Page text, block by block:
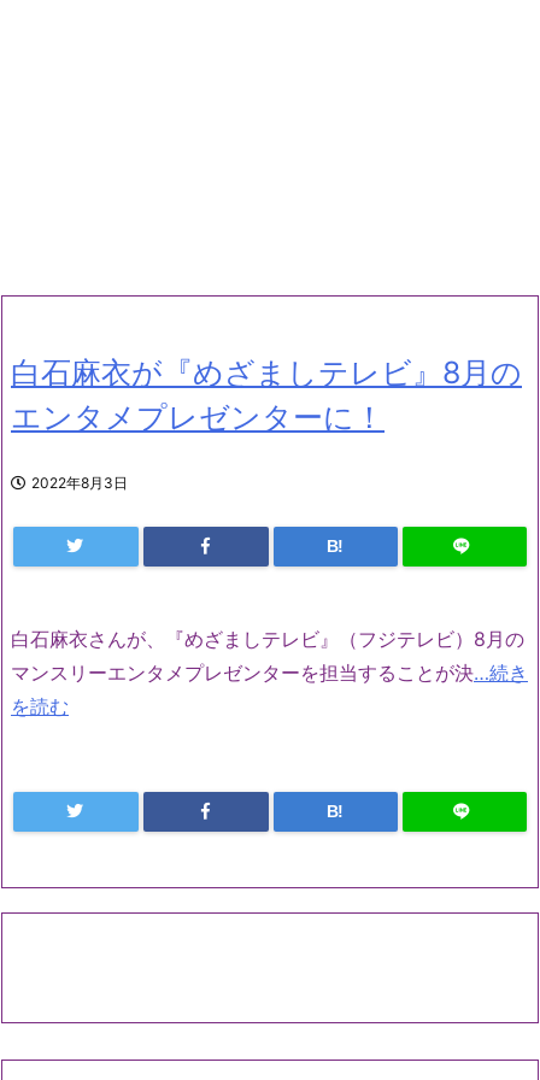
白石麻衣が『めざましテレビ』8月の
エンタメプレゼンターに！
2022年8月3日
B!
白石麻衣さんが、『めざましテレビ』（フジテレビ）8月の
マンスリーエンタメプレゼンターを担当することが決…続き
を読む
B!